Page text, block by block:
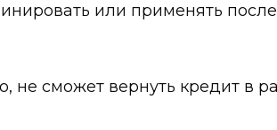
или применять
сможет вернуть кредит в